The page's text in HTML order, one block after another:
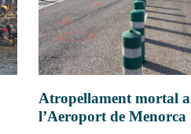
Atropellament mortal a
l’Aeroport de Menorca